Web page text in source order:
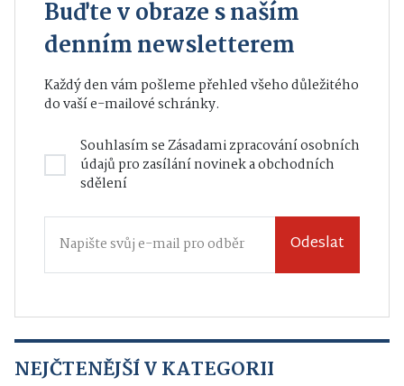
Buďte v obraze s naším
denním newsletterem
Každý den vám pošleme přehled všeho důležitého
do vaší e-mailové schránky.
Souhlasím seZásadami zpracování osobních
údajůpro zasílání novinek a obchodních
sdělení
Odeslat
NEJČTENĚJŠÍ V KATEGORII